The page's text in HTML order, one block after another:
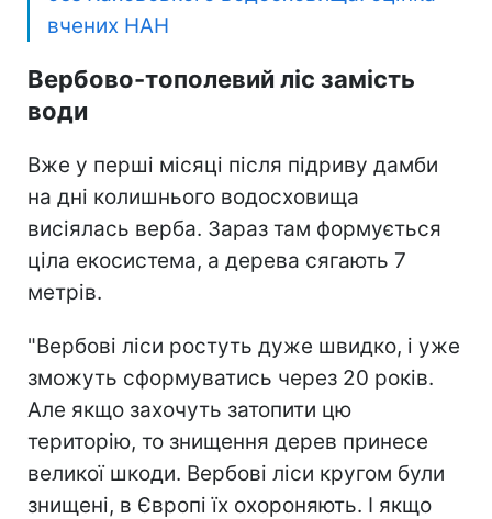
вчених НАН
Вербово-тополевий ліс замість
води
Вже у перші місяці після підриву дамби
на дні колишнього водосховища
висіялась верба. Зараз там формується
ціла екосистема, а дерева сягають 7
метрів.
"Вербові ліси ростуть дуже швидко, і уже
зможуть сформуватись через 20 років.
Але якщо захочуть затопити цю
територію, то знищення дерев принесе
великої шкоди. Вербові ліси кругом були
знищені, в Європі їх охороняють. І якщо